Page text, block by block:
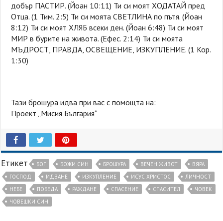
добър ПАСТИР. (Йоан 10:11) Ти си моят ХОДАТАЙ пред
Отца. (1 Тим. 2:5) Ти си моята СВЕТЛИНА по пътя. (Йоан
8:12) Ти си моят ХЛЯБ всеки ден. (Йоан 6:48) Ти си моят
МИР в бурите на живота. (Ефес. 2:14) Ти си моята
МЪДРОСТ, ПРАВДА, ОСВЕЩЕНИЕ, ИЗКУПЛЕНИЕ. (1 Кор.
1:30)
Тази брошура идва при вас с помощта на:
Проект „Мисия България“
Етикет БОГ БОЖИ СИН БРОШУРА ВЕЧЕН ЖИВОТ
ВЯРА
ГОСПОД
ИДВАНЕ ИЗКУПЛЕНИЕ ИСУС ХРИСТОС
ЛИЧНОСТ
НЕБЕ
ПОБЕДА РАЖДАНЕ СПАСЕНИЕ СПАСИТЕЛ
ЧОВЕК
ЧОВЕШКИ СИН